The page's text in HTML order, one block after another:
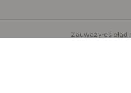
Zauważyłeś błąd